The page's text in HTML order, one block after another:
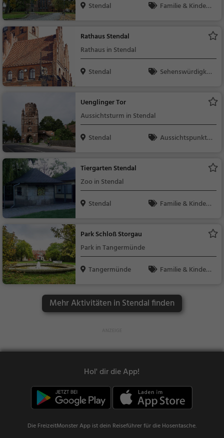
Stendal
Familie & Kinder,
Rathaus Stendal
Rathaus in Stendal
Stendal
Sehenswürdigkei
Uenglinger Tor
Aussichtsturm in Stendal
Stendal
Aussichtspunkt, F
Tiergarten Stendal
Zoo in Stendal
Stendal
Familie & Kinder,
Park Schloß Storgau
Park in Tangermünde
Tangermünde
Familie & Kinder,
Mehr Aktivitäten in Stendal finden
Hol' dir die App!
Die FreizeitMonster App ist dein Reiseführer für die Hosentasche.